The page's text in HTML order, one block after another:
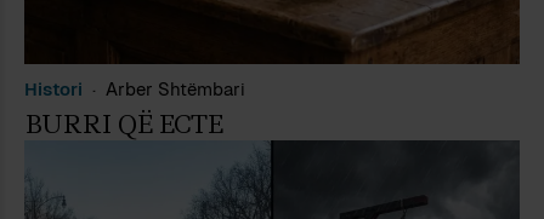
Histori Arber Shtëmbari
BURRI QË ECTE